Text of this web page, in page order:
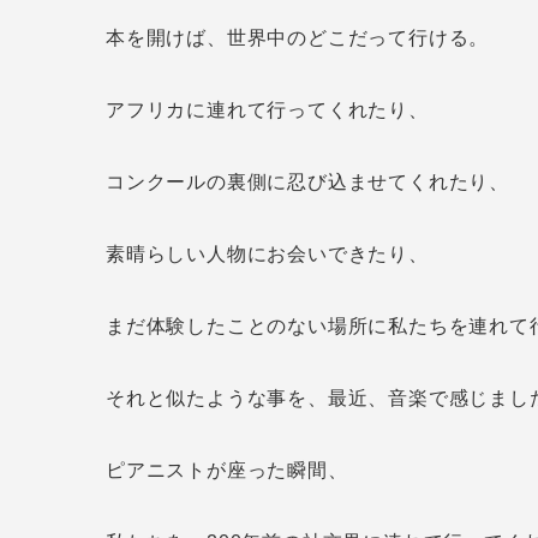
本を開けば、世界中のどこだって行ける。
アフリカに連れて行ってくれたり、
コンクールの裏側に忍び込ませてくれたり、
素晴らしい人物にお会いできたり、
まだ体験したことのない場所に私たちを連れて
それと似たような事を、最近、音楽で感じまし
ピアニストが座った瞬間、